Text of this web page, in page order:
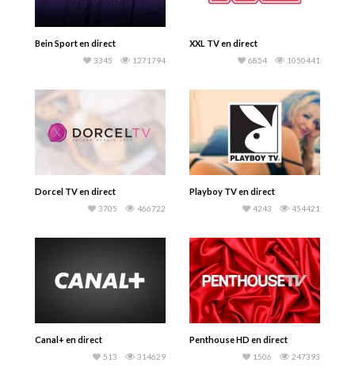
Bein Sport en direct
1271794
3345
XXL TV en direct
1050441
6854
Dorcel TV en direct
466722
3705
Playboy TV en direct
454421
4243
Canal+ en direct
314629
513
Penthouse HD en direct
247393
1506